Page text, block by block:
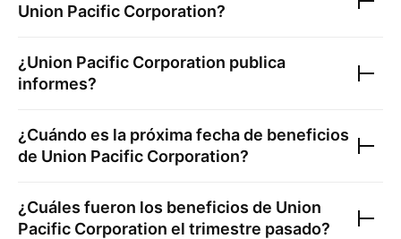
Union Pacific Corporation?
¿Union Pacific Corporation publica
informes?
¿Cuándo es la próxima fecha de beneficios
de Union Pacific Corporation?
¿Cuáles fueron los beneficios de Union
Pacific Corporation el trimestre pasado?